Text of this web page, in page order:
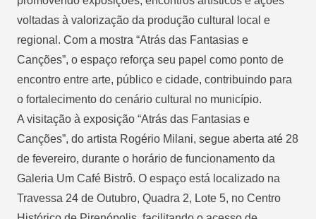
voltadas à valorização da produção cultural local e
regional. Com a mostra “Atrás das Fantasias e
Canções”, o espaço reforça seu papel como ponto de
encontro entre arte, público e cidade, contribuindo para
o fortalecimento do cenário cultural no município.
A visitação à exposição “Atrás das Fantasias e
Canções”, do artista Rogério Milani, segue aberta até 28
de fevereiro, durante o horário de funcionamento da
Galeria Um Café Bistrô. O espaço está localizado na
Travessa 24 de Outubro, Quadra 2, Lote 5, no Centro